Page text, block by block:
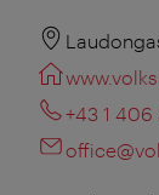
+43 1 406